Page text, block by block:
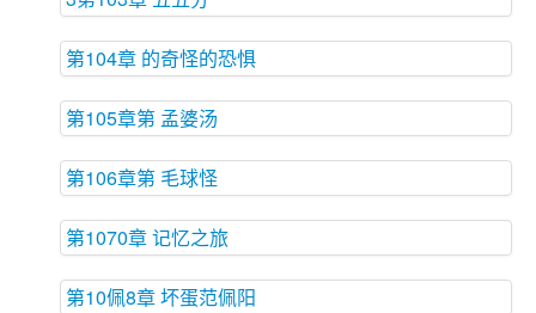
第104章 的奇怪的恐惧
第105章第 孟婆汤
第106章第 毛球怪
第1070章 记忆之旅
第10佩8章 坏蛋范佩阳